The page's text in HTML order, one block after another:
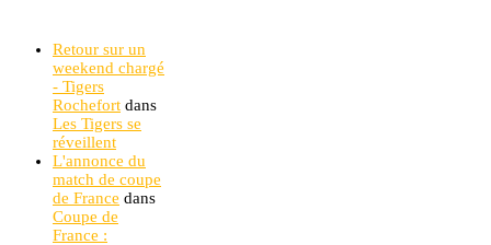
Retour sur un
weekend chargé
- Tigers
Rochefort dans
Les Tigers se
réveillent
L'annonce du
match de coupe
de France dans
Coupe de
France :